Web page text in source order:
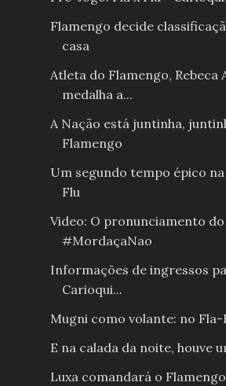
Flamengo decide
casa
Atleta do Flamengo, Rebeca
medalha a...
A Nação está juntinha,
Flamengo
Um segundo tempo épico
Flu
Video: O pronunciamento
#MordaçaNao
Informações de ingressos
Carioqui...
Mugni como volante: no Fla-
E na calada da noite, houve
Luxa comandará o